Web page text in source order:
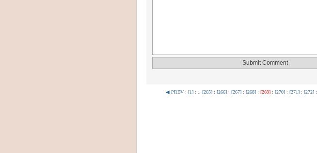
◀ PREV : [1]: .. [265]: [266]: [267]: [268]: [269]: [270]: [271]: [272]: